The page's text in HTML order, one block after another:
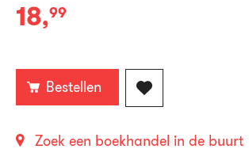
Paperback:
18,99
Bestellen
Zoek een boekhandel in de buurt